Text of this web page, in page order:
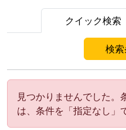
クイック検索
検索
見つかりませんでした。
は、条件を「指定なし」